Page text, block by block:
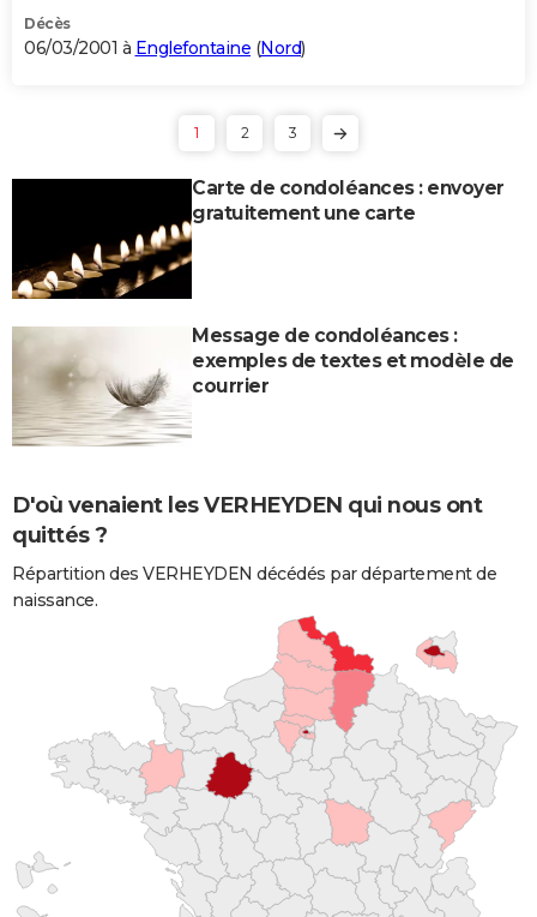
Décès
06/03/2001 à Englefontaine (Nord)
1 2 3
Carte de condoléances : envoyer
gratuitement une carte
Message de condoléances :
exemples de textes et modèle de
courrier
D'où venaient les VERHEYDEN qui nous ont
quittés ?
Répartition des VERHEYDEN décédés par département de
naissance.